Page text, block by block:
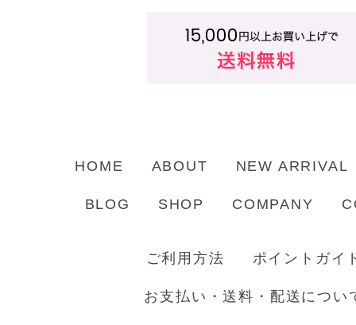
HOME ABOUT NEW ARRIVAL
BLOG SHOP COMPANY
ご利用方法 ポイントガイ
お支払い・送料・配送につい